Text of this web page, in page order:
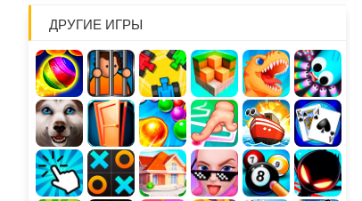
ДРУГИЕ ИГРЫ